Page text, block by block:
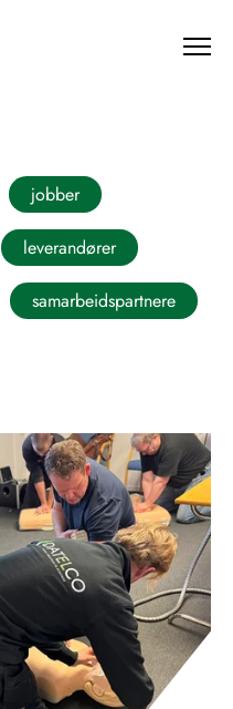
jobber
leverandører
samarbeidspartnere